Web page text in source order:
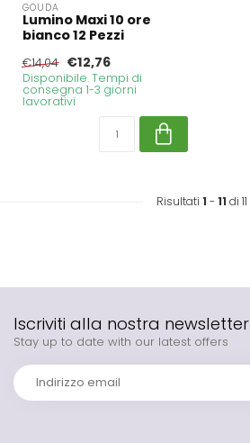
GOUDA
Lumino Maxi 10 ore
bianco 12 Pezzi
€14,04 €12,76
Disponibile. Tempi di
consegna 1-3 giorni
lavorativi
Risultati 1 - 11 di 11
Iscriviti alla nostra newsletter
Stay up to date with our latest offers